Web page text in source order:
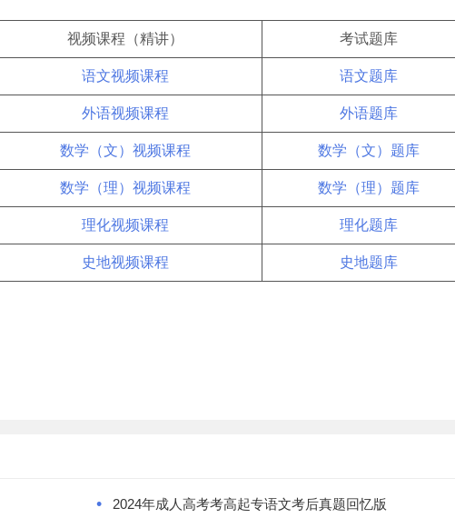
视频课程（精讲） 考试题库
语文视频课程 语文题库
外语视频课程 外语题库
数学（文）视频课程 数学（文）题库
数学（理）视频课程 数学（理）题库
理化视频课程 理化题库
史地视频课程 史地题库
• 2024年成人高考考高起专语文考后真题回忆版